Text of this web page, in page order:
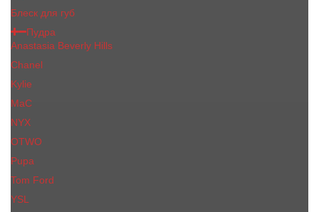
Блеск для губ
Пудра
Anastasia Beverly Hills
Chanel
Kylie
MaC
NYX
OTWO
Pupa
Tom Ford
YSL